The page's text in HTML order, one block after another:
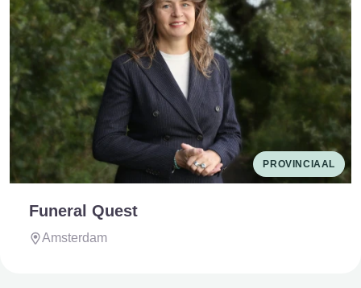
PROVINCIAAL
Funeral Quest
Amsterdam